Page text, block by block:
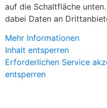
auf die Schaltfläche
dabei Daten an
Mehr Informationen
Inhalt entsperren
Erforderlichen Service
entsperren